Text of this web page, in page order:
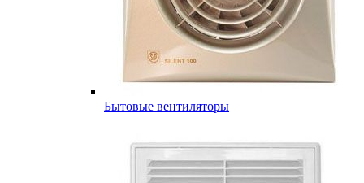
Бытовые вентиляторы